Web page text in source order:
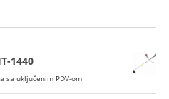
1440
sa uključenim PDV-om